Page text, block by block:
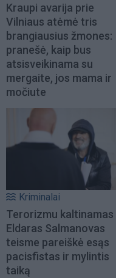
Kraupi avarija prie
Vilniaus atėmė tris
brangiausius žmones:
pranešė, kaip bus
atsisveikinama su
mergaite, jos mama ir
močiute
Kriminalai
Terorizmu kaltinamas
Eldaras Salmanovas
teisme pareiškė esąs
pacisfistas ir mylintis
taiką